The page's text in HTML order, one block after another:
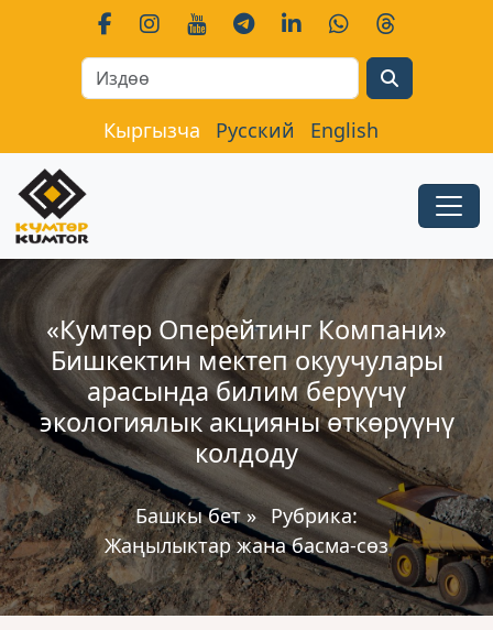
Кыргызча Русский English
«Кумтөр Оперейтинг Компани»
Бишкектин мектеп окуучулары
арасында билим берүүчү
экологиялык акцияны өткөрүүнү
колдоду
Башкы бет» Рубрика:
Жаңылыктар жана басма-сөз